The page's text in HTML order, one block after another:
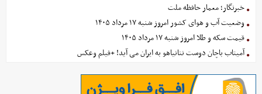
خبرنگار؛ معمار حافظه ملت
وضعیت آب و هوای کشور امروز شنبه ۱۷ مرداد ۱۴۰۵
قیمت سکه و طلا امروز شنبه ۱۷ مرداد ۱۴۰۵
آمیتاب باچان دوست نتانیاهو به ایران می آید! +فیلم وعکس